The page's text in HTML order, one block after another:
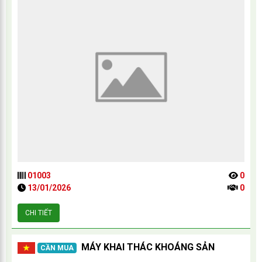
01003
0
13/01/2026
0
CHI TIẾT
CẦN MUA MÁY KHAI THÁC KHOÁNG SẢN